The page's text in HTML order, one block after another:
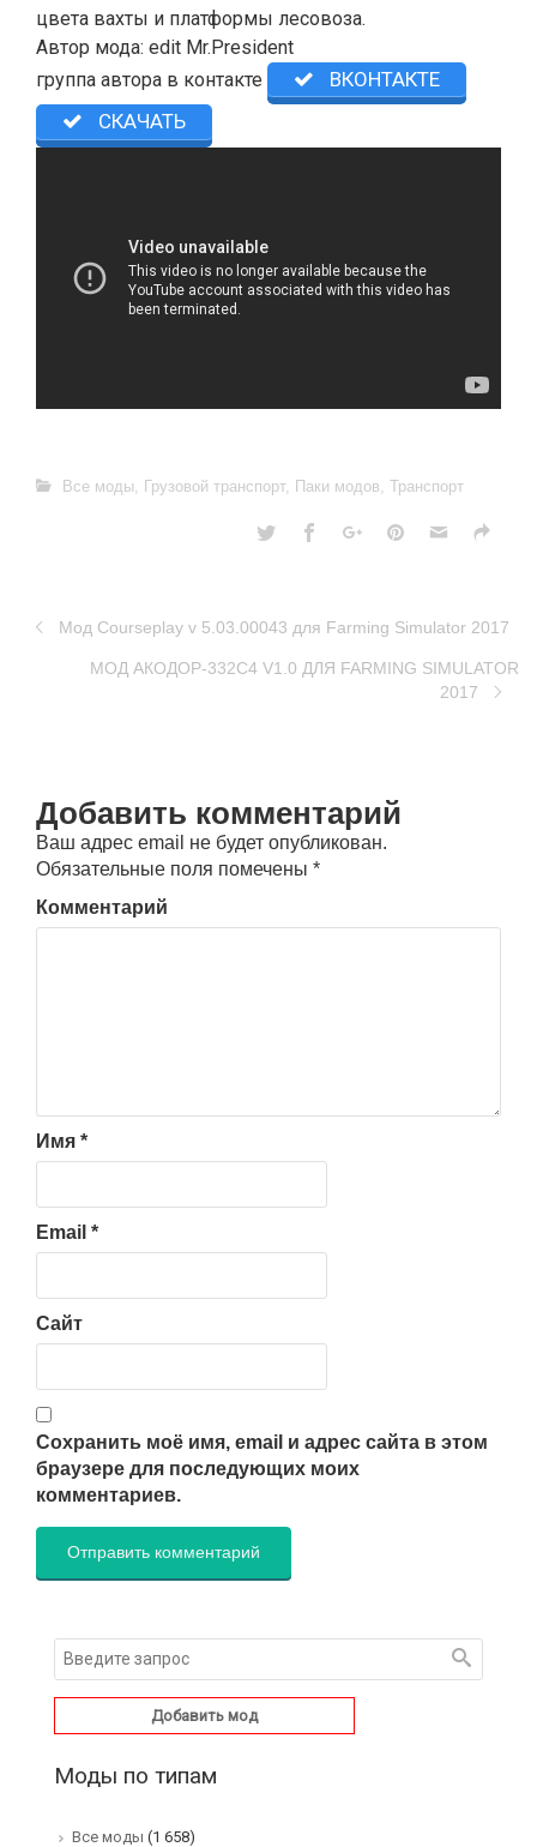
цвета вахты и платформы лесовоза.
Автор мода: edit Mr.President
группа автора в контакте
ВКОНТАКТЕ
СКАЧАТЬ
Все моды Грузовой транспорт, Паки модов Транспорт
Мод Courseplay v 5.03.00043 для Farming Simulator 2017
МОД АКОДОР-332С4 V1.0 ДЛЯ FARMING SIMULATOR
2017
Добавить комментарий
Ваш адрес email не будет опубликован.
Обязательные поля помечены *
Комментарий
Имя *
Email *
Сайт
Сохранить моё имя, email и адрес сайта в этом
браузере для последующих моих
комментариев.
Добавить мод
Моды по типам
Все моды (1 658)